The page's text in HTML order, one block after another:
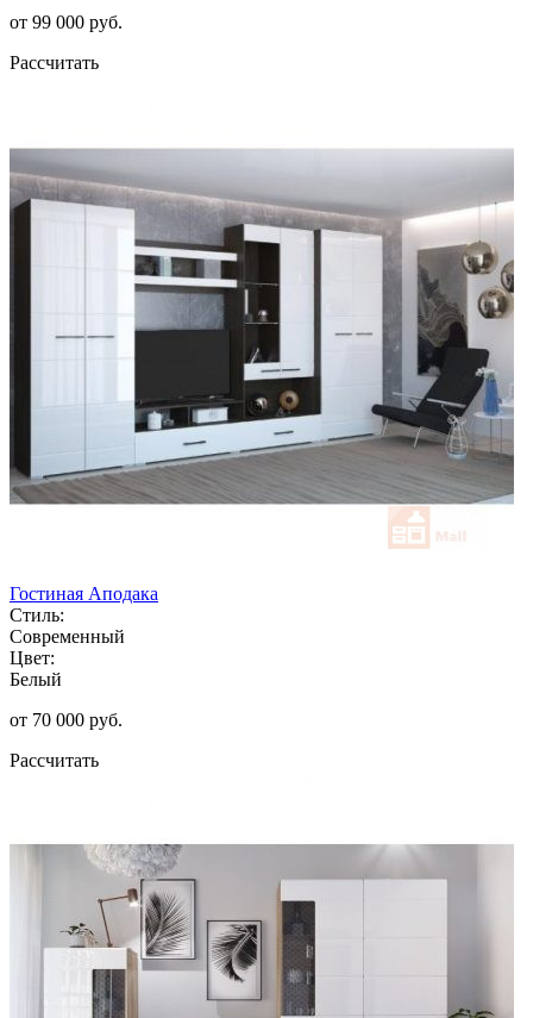
от 99 000 руб.
Рассчитать
Гостиная Аподака
Стиль:
Современный
Цвет:
Белый
от 70 000 руб.
Рассчитать